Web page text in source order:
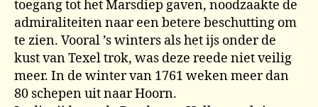
toegang tot het Marsdiep gaven, noodzaakte de
admiraliteiten naar een betere beschutting om
te zien. Vooral ’s winters als het ijs onder de
kust van Texel trok, was deze reede niet veilig
meer. In de winter van 1761 weken meer dan
80 schepen uit naar Hoorn.